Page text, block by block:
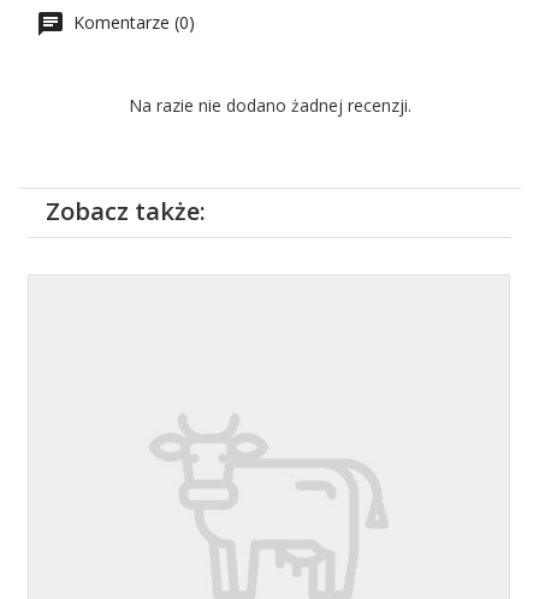
Komentarze (0)
Na razie nie dodano żadnej recenzji.
Zobacz także: